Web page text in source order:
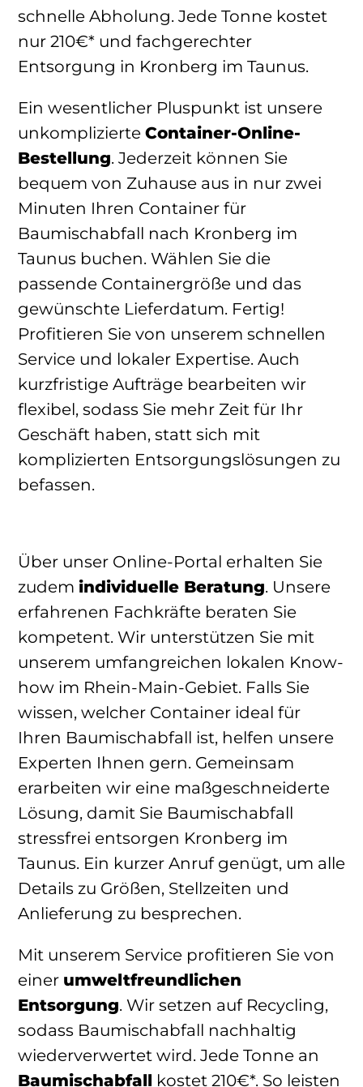
schnelle Abholung. Jede Tonne kostet
nur 210€* und fachgerechter
Entsorgung in Kronberg im Taunus.
Ein wesentlicher Pluspunkt ist unsere
unkomplizierte Container-Online-
Bestellung. Jederzeit können Sie
bequem von Zuhause aus in nur zwei
Minuten Ihren Container für
Baumischabfall nach Kronberg im
Taunus buchen. Wählen Sie die
passende Containergröße und das
gewünschte Lieferdatum. Fertig!
Profitieren Sie von unserem schnellen
Service und lokaler Expertise. Auch
kurzfristige Aufträge bearbeiten wir
flexibel, sodass Sie mehr Zeit für Ihr
Geschäft haben, statt sich mit
komplizierten Entsorgungslösungen zu
befassen.
Über unser Online-Portal erhalten Sie
zudem individuelle Beratung. Unsere
erfahrenen Fachkräfte beraten Sie
kompetent. Wir unterstützen Sie mit
unserem umfangreichen lokalen Know-
how im Rhein-Main-Gebiet. Falls Sie
wissen, welcher Container ideal für
Ihren Baumischabfall ist, helfen unsere
Experten Ihnen gern. Gemeinsam
erarbeiten wir eine maßgeschneiderte
Lösung, damit Sie Baumischabfall
stressfrei entsorgen Kronberg im
Taunus. Ein kurzer Anruf genügt, um alle
Details zu Größen, Stellzeiten und
Anlieferung zu besprechen.
Mit unserem Service profitieren Sie von
einer umweltfreundlichen
Entsorgung. Wir setzen auf Recycling,
sodass Baumischabfall nachhaltig
wiederverwertet wird. Jede Tonne an
Baumischabfall kostet 210€*. So leisten